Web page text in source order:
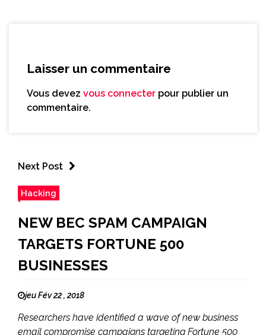
Laisser un commentaire
Vous devez vous connecter pour publier un
commentaire.
Next Post
Hacking
NEW BEC SPAM CAMPAIGN
TARGETS FORTUNE 500
BUSINESSES
jeu Fév 22 , 2018
Researchers have identified a wave of new business
email compromise campaigns targeting Fortune 500